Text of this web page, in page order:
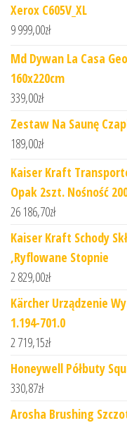
Xerox C605V_XL
9 999,00zł
Md Dywan La Casa
160x220cm
339,00zł
Zestaw Na Saunę
189,00zł
Kaiser Kraft
Opak 2szt. Nośność
26 186,70zł
Kaiser Kraft Schody
,Ryflowane Stopnie
2 829,00zł
Kärcher Urządzenie
1.194-701.0
2 719,15zł
Honeywell Półbuty
330,87zł
Arosha Brushing